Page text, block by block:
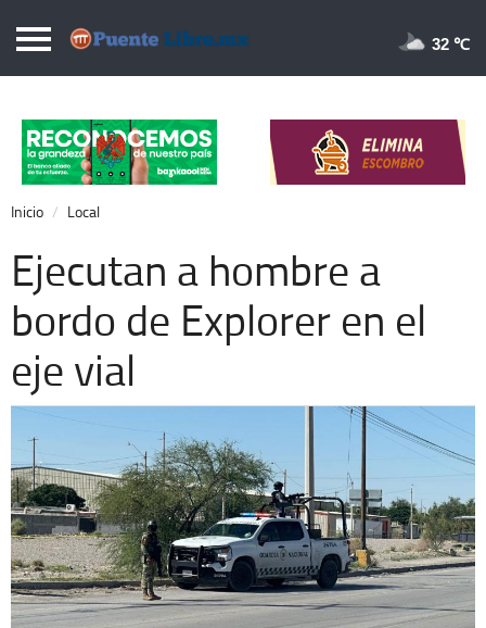
Puentelibre.mx
Local
Nacional
Opinión
Cronos
Economía
Espectáculos
Deportes
Extra +
32 ℃
Inicio Local
Ejecutan a hombre a
bordo de Explorer en el
eje vial